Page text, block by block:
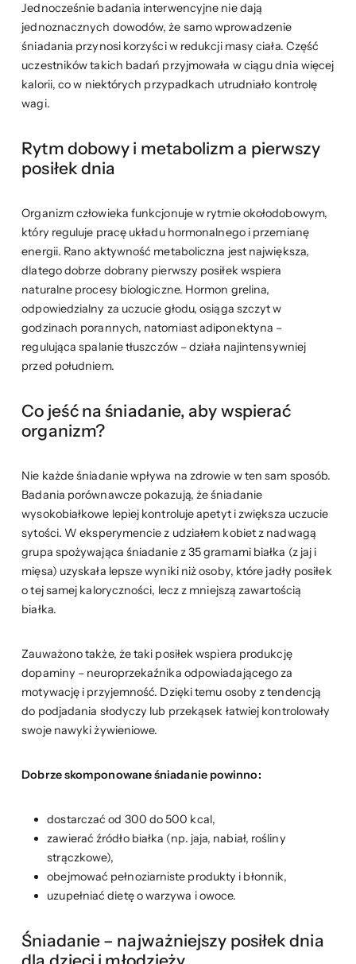
Jednocześnie badania interwencyjne nie dają
jednoznacznych dowodów, że samo wprowadzenie
śniadania przynosi korzyści w redukcji masy ciała. Część
uczestników takich badań przyjmowała w ciągu dnia więcej
kalorii, co w niektórych przypadkach utrudniało kontrolę
wagi.
Rytm dobowy i metabolizm a pierwszy
posiłek dnia
Organizm człowieka funkcjonuje w rytmie okołodobowym,
który reguluje pracę układu hormonalnego i przemianę
energii. Rano aktywność metaboliczna jest największa,
dlatego dobrze dobrany pierwszy posiłek wspiera
naturalne procesy biologiczne. Hormon grelina,
odpowiedzialny za uczucie głodu, osiąga szczyt w
godzinach porannych, natomiast adiponektyna –
regulująca spalanie tłuszczów – działa najintensywniej
przed południem.
Co jeść na śniadanie, aby wspierać
organizm?
Nie każde śniadanie wpływa na zdrowie w ten sam sposób.
Badania porównawcze pokazują, że śniadanie
wysokobiałkowe lepiej kontroluje apetyt i zwiększa uczucie
sytości. W eksperymencie z udziałem kobiet z nadwagą
grupa spożywająca śniadanie z 35 gramami białka (z jaj i
mięsa) uzyskała lepsze wyniki niż osoby, które jadły posiłek
o tej samej kaloryczności, lecz z mniejszą zawartością
białka.
Zauważono także, że taki posiłek wspiera produkcję
dopaminy – neuroprzekaźnika odpowiadającego za
motywację i przyjemność. Dzięki temu osoby z tendencją
do podjadania słodyczy lub przekąsek łatwiej kontrolowały
swoje nawyki żywieniowe.
Dobrze skomponowane śniadanie powinno:
dostarczać od 300 do 500 kcal,
zawierać źródło białka (np. jaja, nabiał, rośliny
strączkowe),
obejmować pełnoziarniste produkty i błonnik,
uzupełniać dietę o warzywa i owoce.
Śniadanie – najważniejszy posiłek dnia